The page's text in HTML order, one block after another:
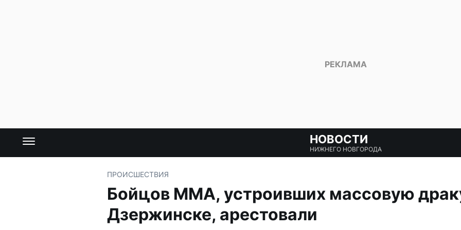
НОВОСТИ
НИЖНЕГО НОВГОРОДА
ПРОИСШЕСТВИЯ
Бойцов ММА, устроивших массовую
Дзержинске, арестовали